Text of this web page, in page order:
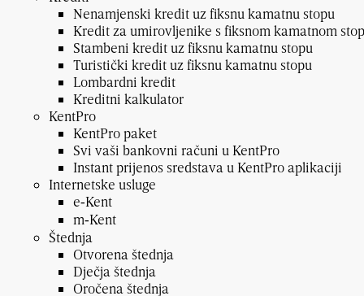
Nenamjenski kredit uz fiksnu kamatnu stopu
Kredit za umirovljenike s fiksnom kamatnom
Stambeni kredit uz fiksnu kamatnu stopu
Turistički kredit uz fiksnu kamatnu stopu
Lombardni kredit
Kreditni kalkulator
KentPro
KentPro paket
Svi vaši bankovni računi u KentPro
Instant prijenos sredstava u KentPro aplikaciji
Internetske usluge
e‑Kent
m‑Kent
Štednja
Otvorena štednja
Dječja štednja
Oročena štednja